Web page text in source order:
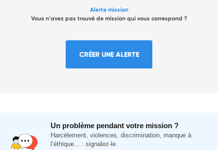
Alerte mission
Vous n'avez pas trouvé de mission qui vous correspond ?
CRÉER UNE ALERTE
Un problème pendant votre mission ?
Harcèlement, violences, discrimination, manque à
l’éthique... : signalez-le.